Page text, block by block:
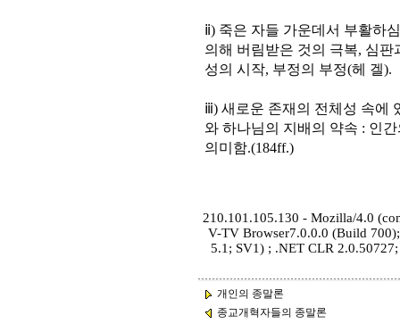
ⅱ) 죽은 자들 가운데서 부활하
의해 버림받은 것의 극복, 심
성의 시작, 부정의 부정(헤 겔).
ⅲ) 새로운 존재의 전체성 속에
와 하나님의 지배의 약속 : 인
의미함.(184ff.)
210.101.105.130 - Mozilla/4.0
V-TV Browser7.0.0.0 (Build
5.1; SV1) ; .NET CLR
개인의 종말론
종교개혁자들의 종말론